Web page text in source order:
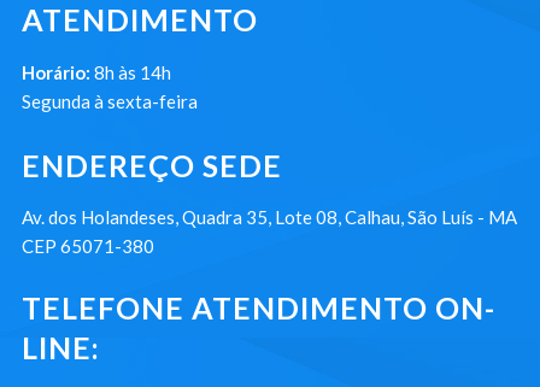
ATENDIMENTO
Horário: 8h às 14h
Segunda à sexta-feira
ENDEREÇO SEDE
Av. dos Holandeses, Quadra 35, Lote 08, Calhau, São Luís - MA
CEP 65071-380
TELEFONE ATENDIMENTO ON-
LINE: